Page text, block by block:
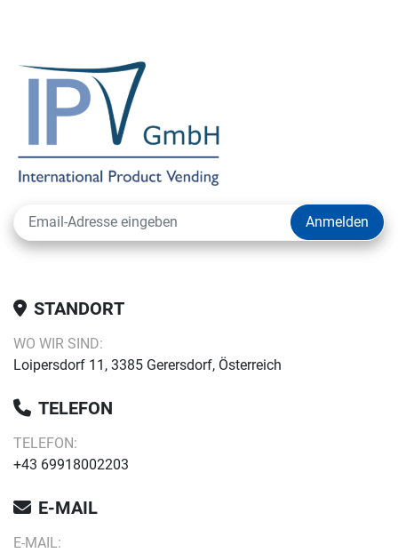
Anmelden
STANDORT
WO WIR SIND:
Loipersdorf 11, 3385 Gerersdorf, Österreich
TELEFON
TELEFON:
+43 69918002203
E-MAIL
E-MAIL: